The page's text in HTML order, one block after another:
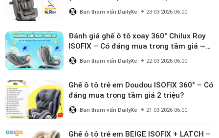
đáng đầu tư cho bé từ 0–12 tuổi?
Ban tham vấn DailyXe 23-03-2026 06:00
Đánh giá ghế ô tô xoay 360° Chilux Roy
ISOFIX – Có đáng mua trong tầm giá ~3
triệu
Ban tham vấn DailyXe 22-03-2026 06:00
Ghế ô tô trẻ em Doudou ISOFIX 360° – Có
đáng mua trong tầm giá 2 triệu?
Ban tham vấn DailyXe 21-03-2026 06:00
Ghế ô tô trẻ em BEIGE ISOFIX + LATCH –